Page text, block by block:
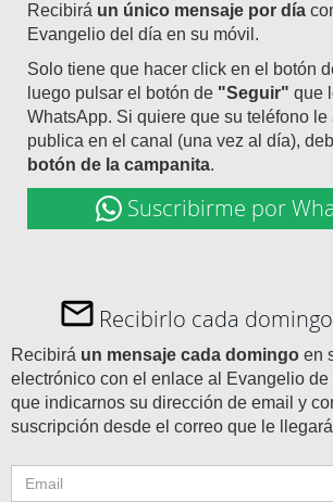
Recibirá un único mensaje por día
Evangelio del día en su móvil.
Solo tiene que hacer click en el botón
luego pulsar el botón de "Seguir" que
WhatsApp. Si quiere que su teléfono
publica en el canal (una vez al día),
botón de la campanita.
Suscribirme por
Recibirlo cada
Recibirá un mensaje cada domingo en
electrónico con el enlace al Evangelio
que indicarnos su dirección de email y
suscripción desde el correo que le